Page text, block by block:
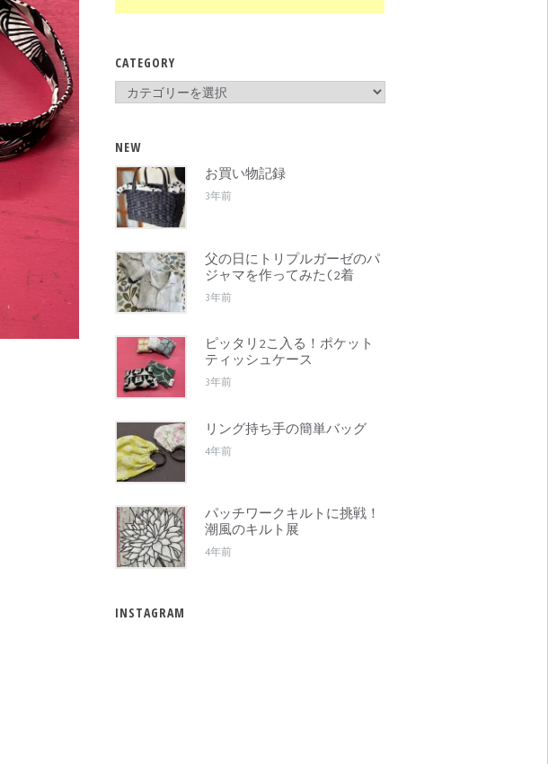
CATEGORY
Category
NEW
お買い物記録
3年前
父の日にトリプルガーゼのパ
ジャマを作ってみた(2着
3年前
ピッタリ2こ入る！ポケット
ティッシュケース
3年前
リング持ち手の簡単バッグ
4年前
パッチワークキルトに挑戦！
潮風のキルト展
4年前
INSTAGRAM